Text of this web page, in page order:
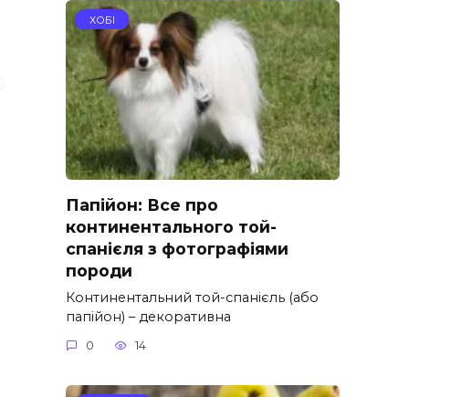
ХОБІ
Папійон: Все про
континентального той-
спанієля з фотографіями
породи
Континентальний той-спанієль (або
папійон) – декоративна
0 14